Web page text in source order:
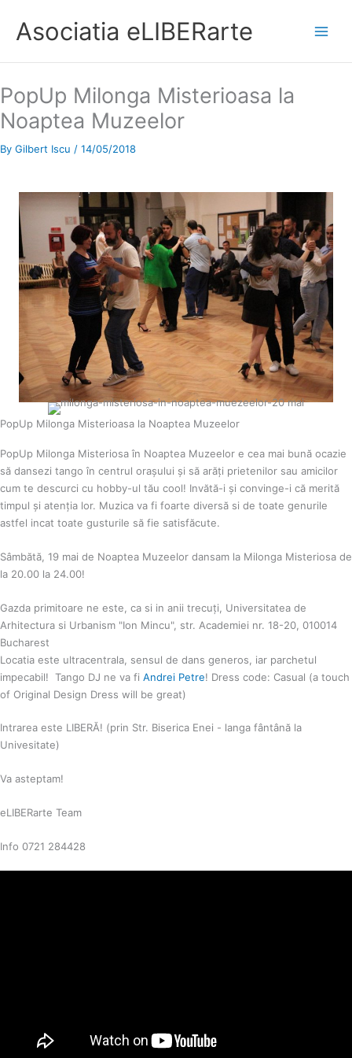
Asociatia eLIBERarte
PopUp Milonga Misterioasa la
Noaptea Muzeelor
By Gilbert Iscu / 14/05/2018
PopUp Milonga Misterioasa la Noaptea Muzeelor
PopUp Milonga Misteriosa în Noaptea Muzeelor e cea mai bună ocazie
să dansezi tango în centrul orașului și să arăți prietenilor sau amicilor
cum te descurci cu hobby-ul tău cool! Invătă-i și convinge-i că merită
timpul și atenția lor. Muzica va fi foarte diversă si de toate genurile
astfel incat toate gusturile să fie satisfăcute.
Sâmbătă, 19 mai de Noaptea Muzeelor dansam la Milonga Misteriosa de
la 20.00 la 24.00!
Gazda primitoare ne este, ca si in anii trecuți, Universitatea de
Arhitectura si Urbanism "Ion Mincu", str. Academiei nr. 18-20, 010014
Bucharest
Locatia este ultracentrala, sensul de dans generos, iar parchetul
impecabil! Tango DJ ne va fi Andrei Petre! Dress code: Casual (a touch
of Original Design Dress will be great)
Intrarea este LIBERĂ! (prin Str. Biserica Enei - langa fântână la
Univesitate)
Va asteptam!
eLIBERarte Team
Info 0721 284428